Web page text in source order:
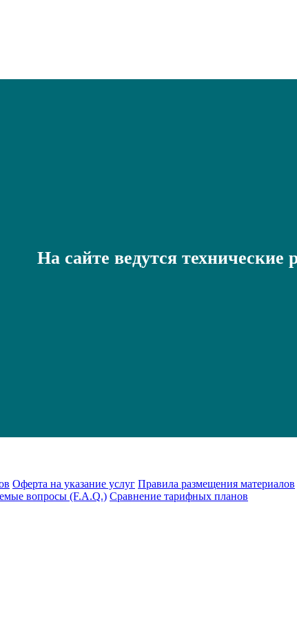
На сайте ведутся технические
Оферта на указание услуг Правила размещения материалов
вопросы (F.A.Q.) Cравнение тарифных планов